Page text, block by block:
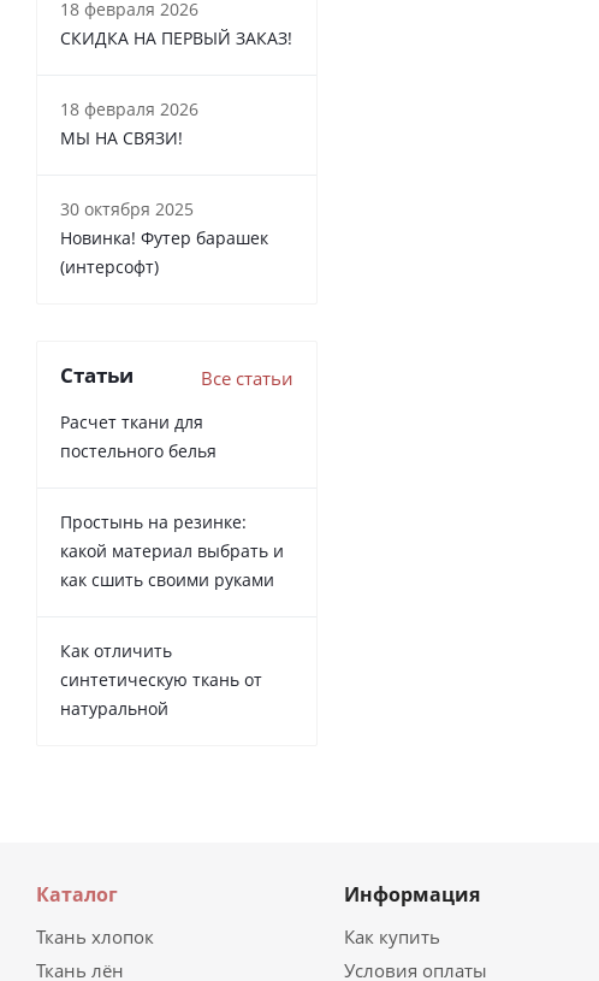
18 февраля 2026
СКИДКА НА ПЕРВЫЙ ЗАКАЗ!
18 февраля 2026
МЫ НА СВЯЗИ!
30 октября 2025
Новинка! Футер барашек
(интерсофт)
Статьи Все статьи
Расчет ткани для
постельного белья
Простынь на резинке:
какой материал выбрать и
как сшить своими руками
Как отличить
синтетическую ткань от
натуральной
Каталог
Ткань хлопок
Ткань лён
Информация
Как купить
Условия оплаты